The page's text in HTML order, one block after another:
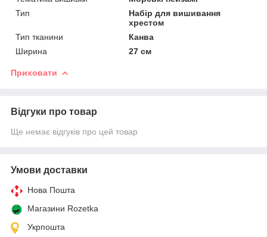
Тип
Набір для вишивання
хрестом
Тип тканини
Канва
Ширина
27 см
Приховати
Відгуки про товар
Ще немає відгуків про цей товар
Умови доставки
Нова Пошта
Магазини Rozetka
Укрпошта